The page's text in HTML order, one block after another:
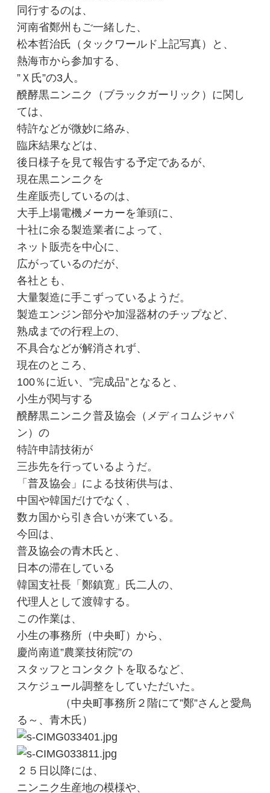
同行するのは、
河南省鄭州もご一緒した、
松本哲治氏（タックワールド上記写真）と、
熱海市から参加する、
”Ｘ氏”の3人。
醗酵黒ニンニク（ブラックガーリック）に関し
ては、
特許などが微妙に絡み、
臨床結果などは、
後日様子を見て報告する予定であるが、
現在黒ニンニクを
生産販売しているのは、
大手上場電機メーカーを筆頭に、
十社に余る製造業者によって、
ネット販売を中心に、
広がっているのだが、
各社とも、
大量製造に手こずっているようだ。
製造エンジン部分や加湿器材のチップなど、
熟成までの行程上の、
不具合などが解消されず、
現在のところ、
100％に近い、”完成品”となると、
小生が関与する
醗酵黒ニンニク普及協会（メディコムジャパ
ン）の
特許申請技術が
三歩先を行っているようだ。
「普及協会」による技術供与は、
中国や韓国だけでなく、
数カ国から引き合いが来ている。
今回は、
普及協会の青木氏と、
日本の滞在している
韓国支社長「鄭鎮寛」氏二人の、
代理人として渡韓する。
この作業は、
小生の事務所（中央町）から、
慶尚南道”農業技術院”の
スタッフとコンタクトを取るなど、
スケジュール調整をしていただいた。
（中央町事務所２階にて”鄭”さんと愛鳥
る～、青木氏）
２５日以降には、
ニンニク生産地の模様や、